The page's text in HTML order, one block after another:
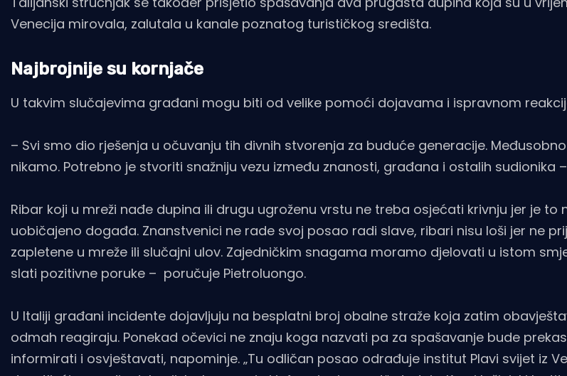
Venecija mirovala, zalutala u kanale poznatog turističkog središta.
Najbrojnije su kornjače
U takvim slučajevima građani mogu biti od velike pomoći dojavama i ispravnom
– Svi smo dio rješenja u očuvanju tih divnih stvorenja za buduće generacije.
nikamo. Potrebno je stvoriti snažniju vezu između znanosti, građana i ostalih sudionika
Ribar koji u mreži nađe dupina ili drugu ugroženu vrstu ne treba osjećati krivnju jer je to
uobičajeno događa. Znanstvenici ne rade svoj posao radi slave, ribari nisu loši jer ne
zapletene u mreže ili slučajni ulov. Zajedničkim snagama moramo djelovati u istom
slati pozitivne poruke – poručuje Pietroluongo.
U Italiji građani incidente dojavljuju na besplatni broj obalne straže koja zatim
odmah reagiraju. Ponekad očevici ne znaju koga nazvati pa za spašavanje bude
informirati i osvještavati, napominje. „Tu odličan posao odrađuje institut Plavi svijet iz